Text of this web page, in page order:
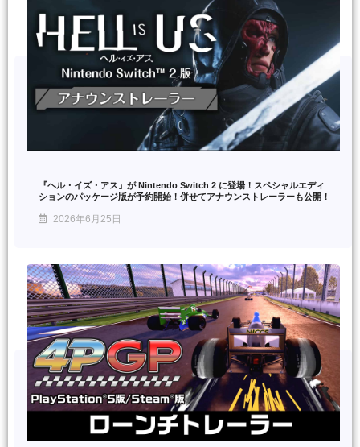
『ヘル・イズ・アス』が Nintendo Switch 2 に登場！スペシャルエディ
ションのパッケージ版が予約開始！併せてアナウンストレーラーも公開！
2026年6月25日